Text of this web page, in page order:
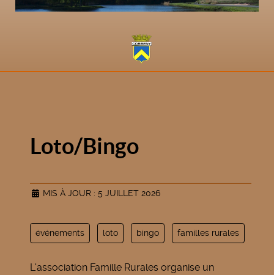
Loto/Bingo
MIS À JOUR : 5 JUILLET 2026
événements loto bingo familles rurales
L'association Famille Rurales organise un